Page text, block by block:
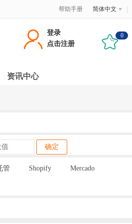
帮助手册 简体中文
登录
点击注册
0
资讯中心
确定
管 Shopify Mercado